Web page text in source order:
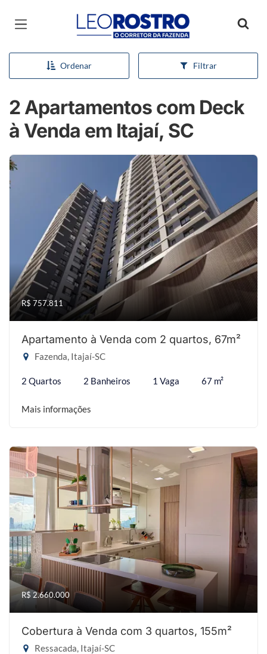
Página inicial
Ordenar Filtrar
2 Apartamentos com Deck
à Venda em Itajaí, SC
R$ 757.811
Apartamento à Venda com 2 quartos, 67m²
Fazenda, Itajaí-SC
2 Quartos 2 Banheiros 1 Vaga 67 m²
Mais informações
R$ 2.660.000
Cobertura à Venda com 3 quartos, 155m²
Ressacada, Itajaí-SC